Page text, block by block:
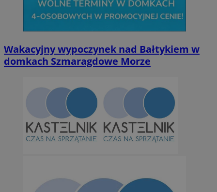
Wakacyjny wypoczynek nad Bałtykiem w
domkach Szmaragdowe Morze